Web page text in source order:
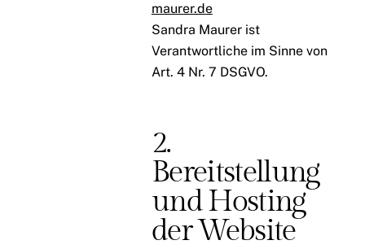
maurer.de
Sandra Maurer ist
Verantwortliche im Sinne von
Art. 4 Nr. 7 DSGVO.
2.
Bereitstellung
und Hosting
der Website